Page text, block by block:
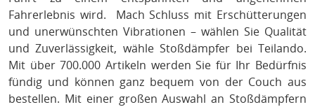
Fahrerlebnis wird. Mach Schluss mit Erschütterungen
und unerwünschten Vibrationen – wählen Sie Qualität
und Zuverlässigkeit, wähle Stoßdämpfer bei Teilando.
Mit über 700.000 Artikeln werden Sie für Ihr Bedürfnis
fündig und können ganz bequem von der Couch aus
bestellen. Mit einer großen Auswahl an Stoßdämpfern